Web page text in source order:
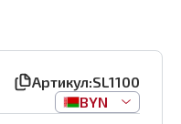
Артикул:SL1100
BYN